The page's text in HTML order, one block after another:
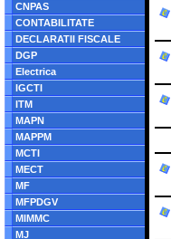
CNPAS
CONTABILITATE
DECLARATII FISCALE
DGP
Electrica
IGCTI
ITM
MAPN
MAPPM
MCTI
MECT
MF
MFPDGV
MIMMC
MJ